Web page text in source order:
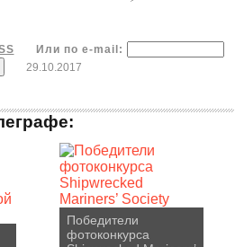
Или по e-mail:
29.10.2017
Победители
фотоконкурса